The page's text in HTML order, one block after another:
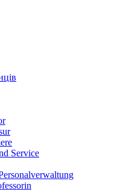
Service